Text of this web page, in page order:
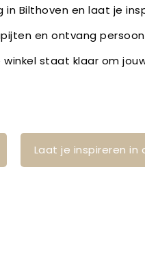
in Bilthoven en laat je
en ontvang
staat klaar om
Laat je inspireren in